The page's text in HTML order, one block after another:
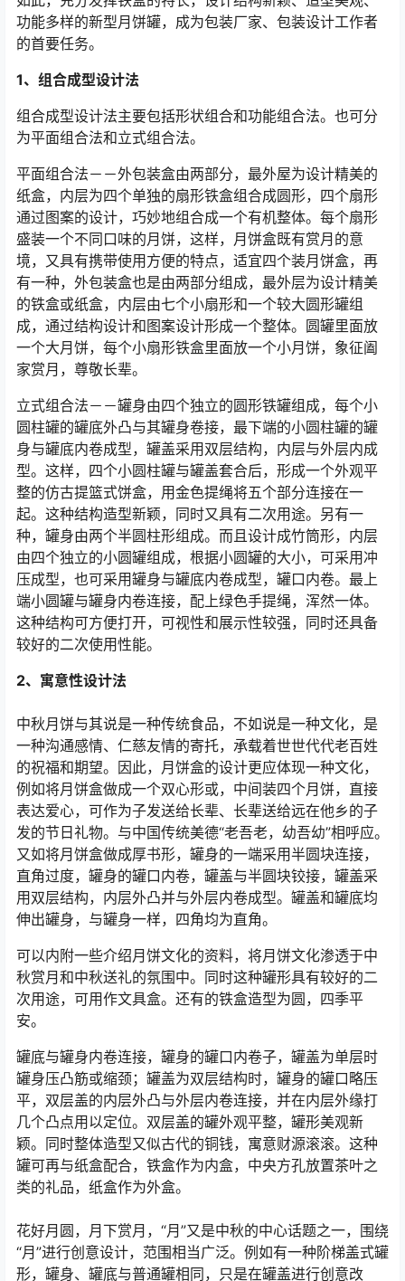
功能多样的新型月饼罐，成为包装厂家、包装设计工作者
的首要任务。
1、组合成型设计法
组合成型设计法主要包括形状组合和功能组合法。也可分
为平面组合法和立式组合法。
平面组合法－－外包装盒由两部分，最外屋为设计精美的
纸盒，内层为四个单独的扇形铁盒组合成圆形，四个扇形
通过图案的设计，巧妙地组合成一个有机整体。每个扇形
盛装一个不同口味的月饼，这样，月饼盒既有赏月的意
境，又具有携带使用方便的特点，适宜四个装月饼盒，再
有一种，外包装盒也是由两部分组成，最外层为设计精美
的铁盒或纸盒，内层由七个小扇形和一个较大圆形罐组
成，通过结构设计和图案设计形成一个整体。圆罐里面放
一个大月饼，每个小扇形铁盒里面放一个小月饼，象征阖
家赏月，尊敬长辈。
立式组合法－－罐身由四个独立的圆形铁罐组成，每个小
圆柱罐的罐底外凸与其罐身卷接，最下端的小圆柱罐的罐
身与罐底内卷成型，罐盖采用双层结构，内层与外层内成
型。这样，四个小圆柱罐与罐盖套合后，形成一个外观平
整的仿古提篮式饼盒，用金色提绳将五个部分连接在一
起。这种结构造型新颖，同时又具有二次用途。另有一
种，罐身由两个半圆柱形组成。而且设计成竹筒形，内层
由四个独立的小圆罐组成，根据小圆罐的大小，可采用冲
压成型，也可采用罐身与罐底内卷成型，罐口内卷。最上
端小圆罐与罐身内卷连接，配上绿色手提绳，浑然一体。
这种结构可方便打开，可视性和展示性较强，同时还具备
较好的二次使用性能。
2、寓意性设计法
中秋月饼与其说是一种传统食品，不如说是一种文化，是
一种沟通感情、仁慈友情的寄托，承载着世世代代老百姓
的祝福和期望。因此，月饼盒的设计更应体现一种文化，
例如将月饼盒做成一个双心形或，中间装四个月饼，直接
表达爱心，可作为子发送给长辈、长辈送给远在他乡的子
发的节日礼物。与中国传统美德“老吾老，幼吾幼”相呼应。
又如将月饼盒做成厚书形，罐身的一端采用半圆块连接，
直角过度，罐身的罐口内卷，罐盖与半圆块铰接，罐盖采
用双层结构，内层外凸并与外层内卷成型。罐盖和罐底均
伸出罐身，与罐身一样，四角均为直角。
可以内附一些介绍月饼文化的资料，将月饼文化渗透于中
秋赏月和中秋送礼的氛围中。同时这种罐形具有较好的二
次用途，可用作文具盒。还有的铁盒造型为圆，四季平
安。
罐底与罐身内卷连接，罐身的罐口内卷子，罐盖为单层时
罐身压凸筋或缩颈；罐盖为双层结构时，罐身的罐口略压
平，双层盖的内层外凸与外层内卷连接，并在内层外缘打
几个凸点用以定位。双层盖的罐外观平整，罐形美观新
颖。同时整体造型又似古代的铜钱，寓意财源滚滚。这种
罐可再与纸盒配合，铁盒作为内盒，中央方孔放置茶叶之
类的礼品，纸盒作为外盒。
花好月圆，月下赏月，“月”又是中秋的中心话题之一，围绕
“月”进行创意设计，范围相当广泛。例如有一种阶梯盖式罐
形，罐身、罐底与普通罐相同，只是在罐盖进行创意改